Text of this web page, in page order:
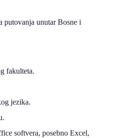
putovanja unutar Bosne i
fakulteta.
jezika.
softvera, posebno Excel,